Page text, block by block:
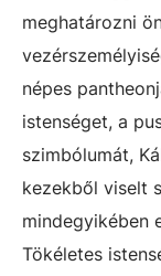
meghatározni
népes
istenséget, a
szimbólumát,
kezekből viselt
mindegyikében
Tökéletes